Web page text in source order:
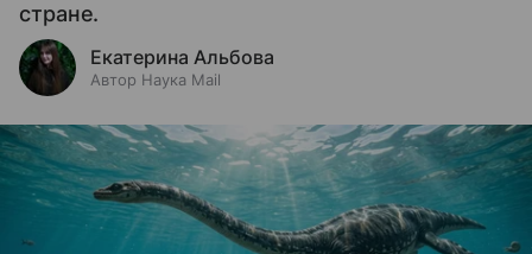
стране.
Екатерина Альбова
Автор Наука Mail